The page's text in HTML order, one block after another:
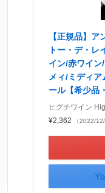
【正規品】
トー・デ・
イン/赤ワイ
メィ/ミディ
ール【希少品
ヒグチワイン
¥2,362
（2022/